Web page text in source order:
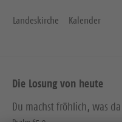
Landeskirche Kalender
Die Losung von heute
Du machst fröhlich, was